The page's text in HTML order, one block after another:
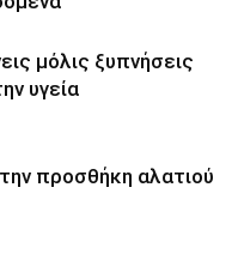
μόλις ξυπνήσεις
υγεία
προσθήκη αλατιού